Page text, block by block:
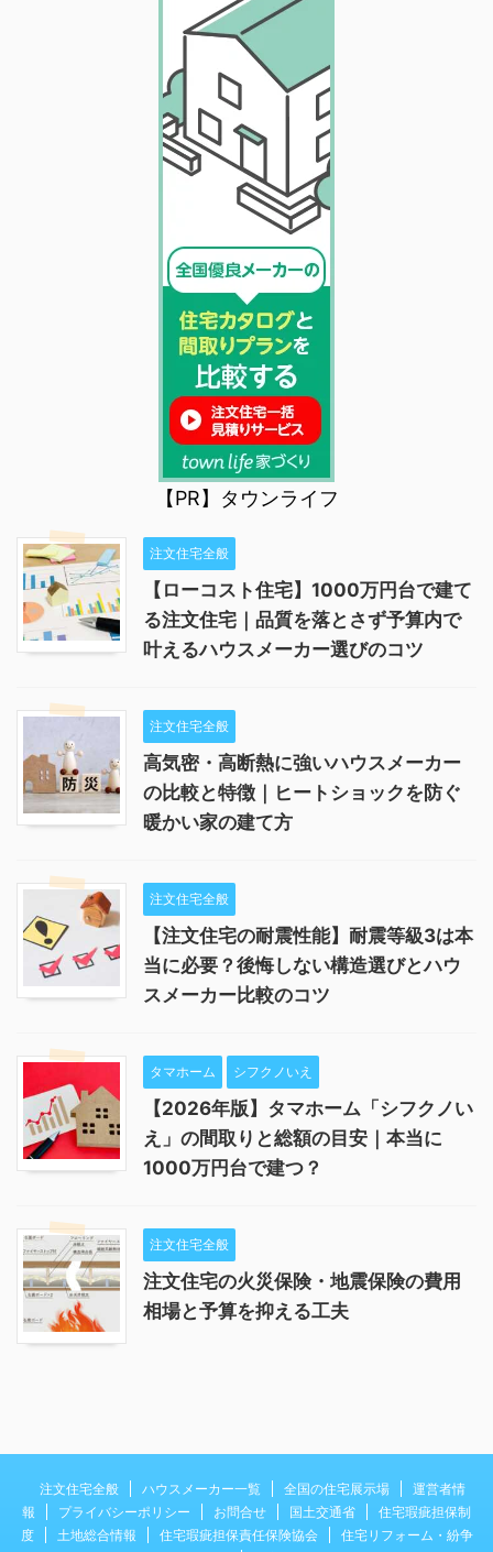
【PR】タウンライフ
注文住宅全般
【ローコスト住宅】1000万円台で建て
る注文住宅｜品質を落とさず予算内で
叶えるハウスメーカー選びのコツ
注文住宅全般
高気密・高断熱に強いハウスメーカー
の比較と特徴｜ヒートショックを防ぐ
暖かい家の建て方
注文住宅全般
【注文住宅の耐震性能】耐震等級3は本
当に必要？後悔しない構造選びとハウ
スメーカー比較のコツ
タマホーム シフクノいえ
【2026年版】タマホーム「シフクノい
え」の間取りと総額の目安｜本当に
1000万円台で建つ？
注文住宅全般
注文住宅の火災保険・地震保険の費用
相場と予算を抑える工夫
注文住宅全般 ハウスメーカー一覧 全国の住宅展示場
運営者情
報
プライバシーポリシー お問合せ 国土交通省
住宅瑕疵担保制
度
土地総合情報 住宅瑕疵担保責任保険協会
住宅リフォーム・紛争